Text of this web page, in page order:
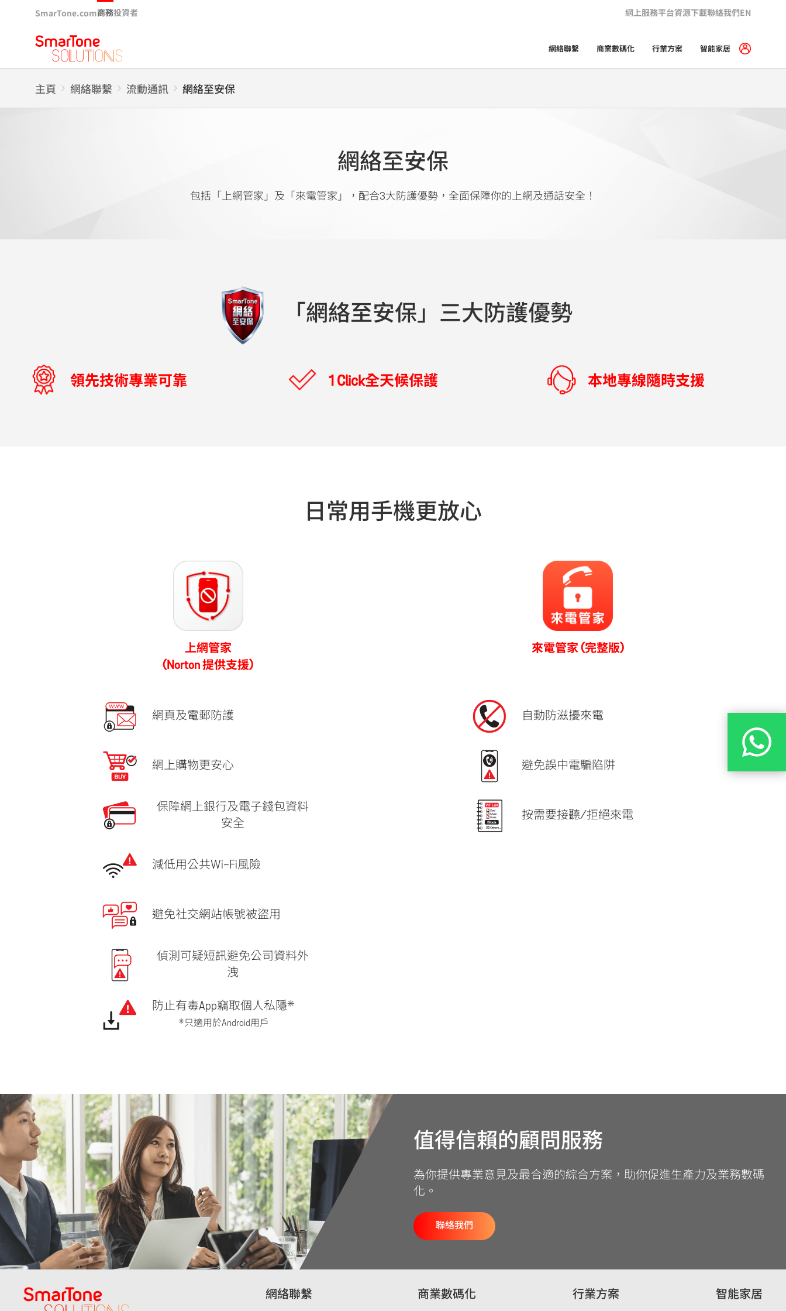
SmarTone.com商務投資者 網上服務平台資源下載聯絡我們EN
網絡聯繫 商業數碼化 行業方案 智能家居
主頁 網絡聯繫 流動通訊 網絡至安保
網絡至安保
包括「上網管家」及「來電管家」，配合3大防護優勢，全面保障你的上網及通話安全！
「網絡至安保」三大防護優勢
領先技術專業可靠 1 Click全天候保護 本地專線隨時支援
日常用手機更放心
上網管家
(Norton 提供支援)
來電管家 (完整版)
網頁及電郵防護
網上購物更安心
保障網上銀行及電子錢包資料
安全
減低用公共Wi-Fi風險
避免社交網站帳號被盜用
偵測可疑短訊避免公司資料外
洩
防止有毒App竊取個人私隱*
*只適用於Android用戶
自動防滋擾來電
避免誤中電騙陷阱
按需要接聽/拒絕來電
值得信賴的顧問服務
為你提供專業意見及最合適的綜合方案，助你促進生產力及業務數碼
化。
聯絡我們
網絡聯繫 商業數碼化 行業方案 智能家居